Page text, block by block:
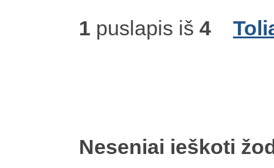
1 puslapis iš 4
Neseniai ieškoti